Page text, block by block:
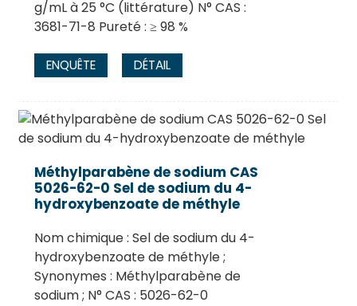
g/mL à 25 °C (littérature) N° CAS :
3681-71-8 Pureté : ≥ 98 %
ENQUÊTE DÉTAIL
Méthylparabène de sodium CAS
5026-62-0 Sel de sodium du 4-
hydroxybenzoate de méthyle
Nom chimique : Sel de sodium du 4-
hydroxybenzoate de méthyle ;
Synonymes : Méthylparabène de
sodium ; N° CAS : 5026-62-0